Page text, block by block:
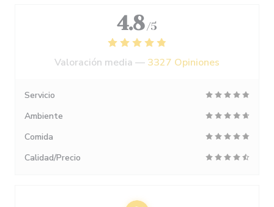
4.8 /5
Valoración media — 3327 Opiniones
Servicio
Ambiente
Comida
Calidad/Precio